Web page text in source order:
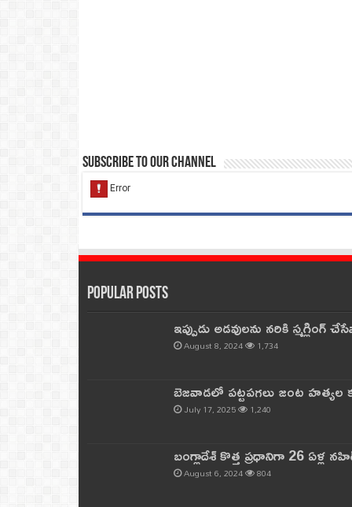
Subscribe to our Channel
Popular Posts
ఇప్పుడు అడవులను నరికి
August 8, 2024 1,734
బెజవాడలో పట్టపగలు జంట
July 17, 2025 1,240
బంగ్లాదేశ్ కొత్త ప్రధానిగా 26 ఏళ్ల
August 6, 2024 804